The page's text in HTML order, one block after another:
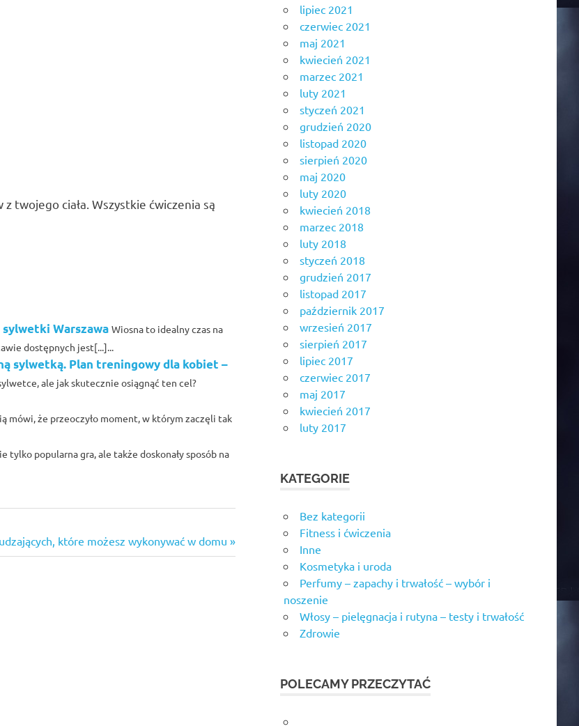
twojego ciała. Wszystkie ćwiczenia są
Warszawa Wiosna to idealny czas na
dostępnych jest[...]...
sylwetką. Plan treningowy dla kobiet –
ale jak skutecznie osiągnąć ten cel?
mówi, że przeoczyło moment, w którym zaczęli tak
tylko popularna gra, ale także doskonały sposób na
które możesz wykonywać w domu
lipiec 2021
czerwiec 2021
maj 2021
kwiecień 2021
marzec 2021
luty 2021
styczeń 2021
grudzień 2020
listopad 2020
sierpień 2020
maj 2020
luty 2020
kwiecień 2018
marzec 2018
luty 2018
styczeń 2018
grudzień 2017
listopad 2017
październik 2017
wrzesień 2017
sierpień 2017
lipiec 2017
czerwiec 2017
maj 2017
kwiecień 2017
luty 2017
KATEGORIE
Bez kategorii
Fitness i ćwiczenia
Inne
Kosmetyka i uroda
Perfumy – zapachy i trwałość – wybór i
noszenie
Włosy – pielęgnacja i rutyna – testy i trwałość
Zdrowie
POLECAMY PRZECZYTAĆ